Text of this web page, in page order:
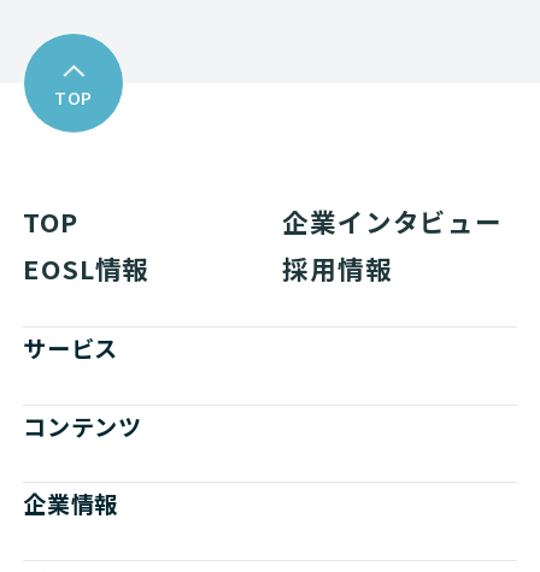
TOP
TOP
企業インタビュー
EOSL情報
採用情報
サービス
コンテンツ
企業情報